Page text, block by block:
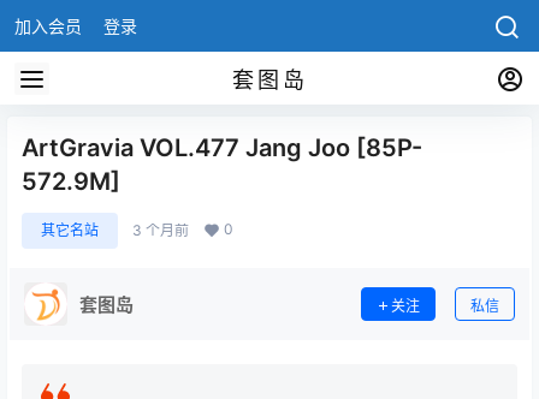
加入会员 登录
套图岛
ArtGravia VOL.477 Jang Joo [85P-
572.9M]
其它名站 3 个月前 0
套图岛 关注 私信